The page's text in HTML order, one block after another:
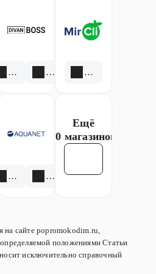
1 акция 1 скидка 1 скидка
4 акции 3 скидки
Ещё
20 магазинов
на сайте popromokodim.ru,
положениями Статьи
исключительно справочный